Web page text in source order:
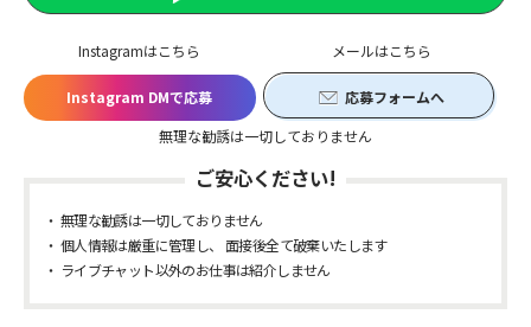
Instagramはこちら
Instagram DMで応募
メールはこちら
応募フォームへ
無理な勧誘は一切しておりません
ご安心ください!
無理な勧誘は一切しておりません
個人情報は厳重に管理し、 面接後全て破棄いたします
ライブチャット以外のお仕事は紹介しません